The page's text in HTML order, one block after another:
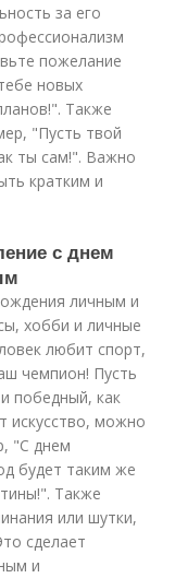
за его
пожелание
новых
Также
"Пусть твой
ты сам!". Важно
кратким и
с днем
личным и
хобби и личные
любит спорт,
чемпион! Пусть
победный, как
искусство, можно
"С днем
будет таким же
Также
или шутки,
сделает
и